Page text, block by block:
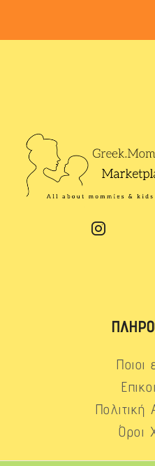
Ποιοι
Πολιτική
Όροι